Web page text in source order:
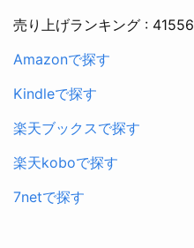
売り上げランキング : 41556
Amazonで探す
Kindleで探す
楽天ブックスで探す
楽天koboで探す
7netで探す